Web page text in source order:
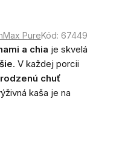
PureKód: 67449
a chia je skvelá
. V každej porcii
chuť
kaša je na